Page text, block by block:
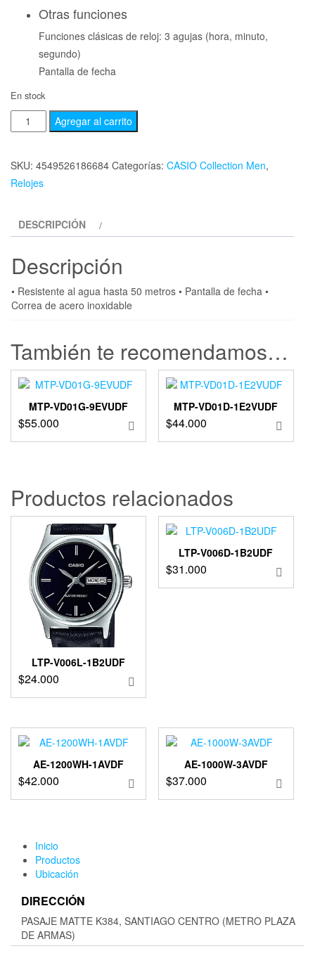
Otras funciones
Funciones clásicas de reloj: 3 agujas (hora, minuto,
segundo)
Pantalla de fecha
En stock
Agregar al carrito
SKU: 4549526186684 Categorías: CASIO Collection Men,
Relojes
DESCRIPCIÓN
Descripción
• Resistente al agua hasta 50 metros • Pantalla de fecha •
Correa de acero inoxidable
También te recomendamos…
MTP-VD01G-9EVUDF
$55.000
MTP-VD01D-1E2VUDF
$44.000
Productos relacionados
LTP-V006L-1B2UDF
$24.000
LTP-V006D-1B2UDF
$31.000
AE-1200WH-1AVDF
$42.000
AE-1000W-3AVDF
$37.000
Inicio
Productos
Ubicación
DIRECCIÓN
PASAJE MATTE K384, SANTIAGO CENTRO (METRO PLAZA
DE ARMAS)